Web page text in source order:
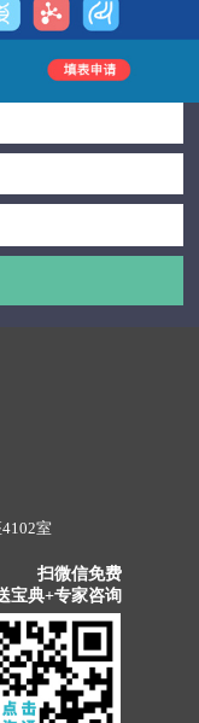
室
扫微信免费
宝典+专家咨询